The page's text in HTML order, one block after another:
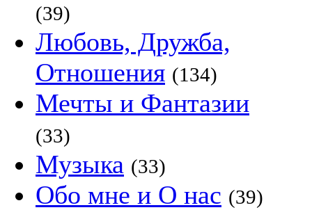
(39)
Любовь, Дружба,
Отношения (134)
Мечты и Фантазии
(33)
Музыка (33)
Обо мне и О нас (39)